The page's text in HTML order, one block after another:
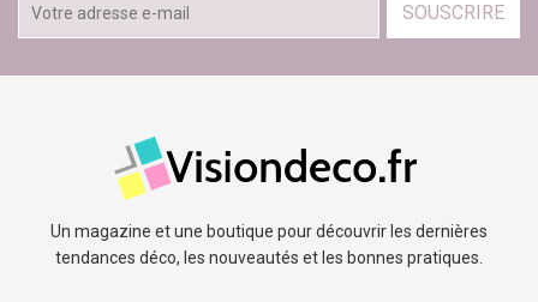
SOUSCRIRE
Un magazine et une boutique pour découvrir les dernières
tendances déco, les nouveautés et les bonnes pratiques.